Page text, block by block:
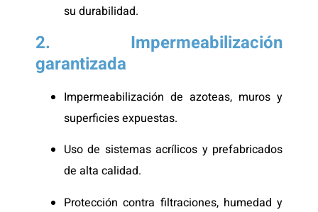
su durabilidad.
2. Impermeabilización
garantizada
Impermeabilización de azoteas, muros y
superficies expuestas.
Uso de sistemas acrílicos y prefabricados
de alta calidad.
Protección contra filtraciones, humedad y